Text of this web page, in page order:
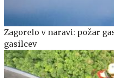
Zagorelo v naravi: požar
gasilcev